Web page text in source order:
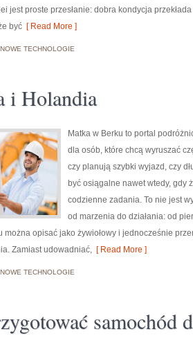
jest proste przesłanie: dobra kondycja
być [ Read More ]
NOWE TECHNOLOGIE
i Holandia
Matka w Berku to portal
dla osób, które chcą wyruszać
czy planują szybki wyjazd, czy
być osiągalne nawet wtedy, gdy
codzienne zadania. To nie jest
od marzenia do działania: od
można opisać jako żywiołowy i jednocześnie
Zamiast udowadniać, [ Read More ]
NOWE TECHNOLOGIE
samochód